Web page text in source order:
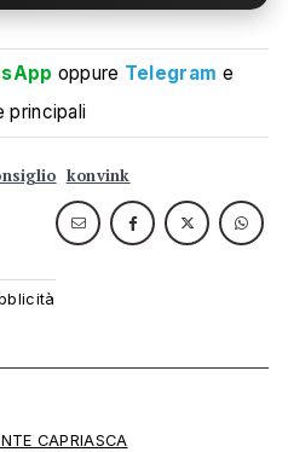
oppure Telegram e
principali
konvink
CAPRIASCA